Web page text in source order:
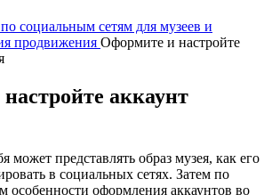
социальным сетям для музеев и
продвижения Оформите и настройте
аккаунт
может представлять образ музея, как его
в социальных сетях. Затем по
особенности оформления аккаунтов во